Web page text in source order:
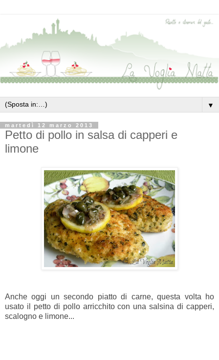
▼
martedì 12 marzo 2013
Petto di pollo in salsa di capperi e
limone
Anche oggi un secondo piatto di carne, questa volta ho
usato il petto di pollo arricchito con una salsina di capperi,
scalogno e limone...